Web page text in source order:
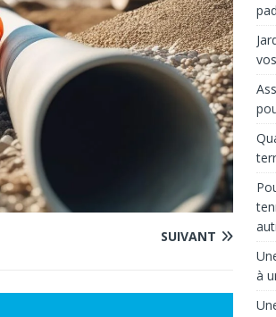
SUIVANT
à